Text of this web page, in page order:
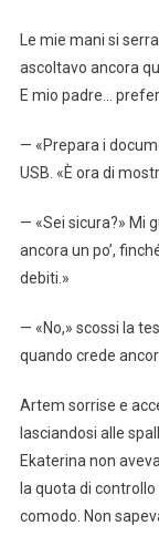
Le mie mani si
ascoltavo ancora
E mio padre…
— «Prepara i
USB. «È ora di
— «Sei sicura?» Mi
ancora un po’,
debiti.»
— «No,» scossi la
quando crede
Artem sorrise e
lasciandosi alle
Ekaterina non
la quota di
comodo. Non